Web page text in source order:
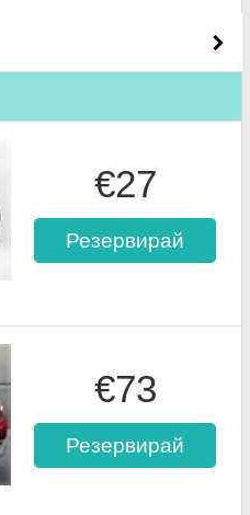
€27
Резервирай
€73
Резервирай